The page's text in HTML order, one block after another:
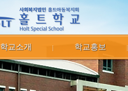
학교소개 학교홍보